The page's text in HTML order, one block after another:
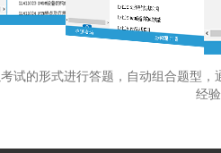
试的形式进行答题，自动组合题型
经